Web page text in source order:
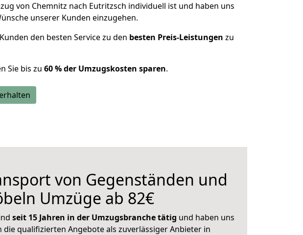
von Chemnitz nach Eutritzsch individuell ist und haben uns
unserer Kunden einzugehen.
den besten Service zu den besten Preis-Leistungen zu
Sie bis zu 60 % der Umzugskosten sparen.
von Gegenständen und
Umzüge ab 82€
seit 15 Jahren in der Umzugsbranche tätig und haben uns
die qualifizierten Angebote als zuverlässiger Anbieter in